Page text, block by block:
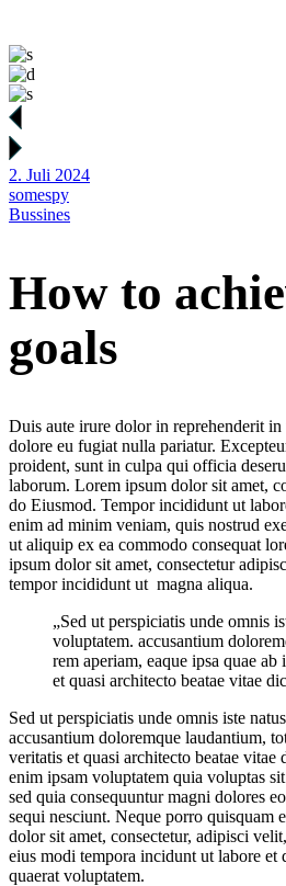
2. Juli 2024
somespy
Bussines
How to
goals
Duis aute irure dolor in reprehenderit
dolore eu fugiat nulla pariatur.
proident, sunt in culpa qui officia
laborum. Lorem ipsum dolor sit amet,
do Eiusmod. Tempor incididunt ut
enim ad minim veniam, quis nostrud
ut aliquip ex ea commodo consequat
ipsum dolor sit amet, consectetur
tempor incididunt ut magna aliqua.
„Sed ut perspiciatis unde omnis
voluptatem. accusantium
rem aperiam, eaque ipsa quae
et quasi architecto beatae vitae
Sed ut perspiciatis unde omnis iste
accusantium doloremque laudantium,
veritatis et quasi architecto beatae
enim ipsam voluptatem quia voluptas
sed quia consequuntur magni dolores
sequi nesciunt. Neque porro quisquam
dolor sit amet, consectetur, adipisci
eius modi tempora incidunt ut labore et
quaerat voluptatem.